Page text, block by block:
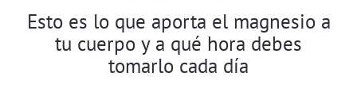
Esto es lo que aporta el magnesio a
tu cuerpo y a qué hora debes
tomarlo cada día